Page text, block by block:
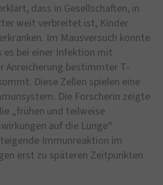
dass in Gesellschaften, in
weit verbreitet ist, Kinder
Im Mausversuch konnte
es bei einer Infektion mit
Anreicherung bestimmter T-
Diese Zellen spielen eine
Die Forscherin zeigte
„frühen und teilweise
auf die Lunge“
Immunreaktion im
erst zu späteren Zeitpunkten